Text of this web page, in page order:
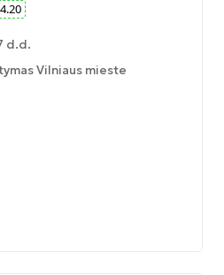
d.d.
Vilniaus mieste